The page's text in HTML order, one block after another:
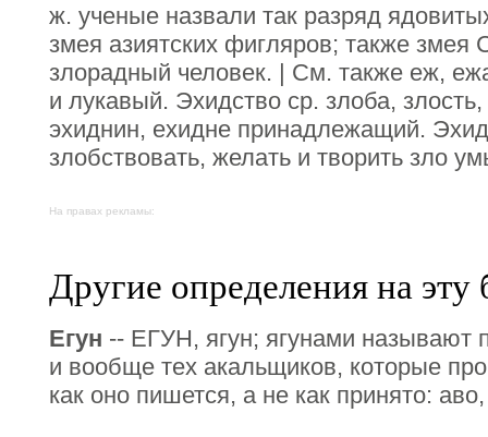
ж. ученые назвали так разряд
змея азиятских фигляров; также змея
злорадный человек. | См. также еж,
и лукавый. Эхидство ср. злоба,
эхиднин, ехидне принадлежащий.
злобствовать, желать и творить зло
На правах рекламы:
Другие определения на эту
Егун -- ЕГУН, ягун; ягунами называют
и вообще тех акальщиков, которые
как оно пишется, а не как принято: